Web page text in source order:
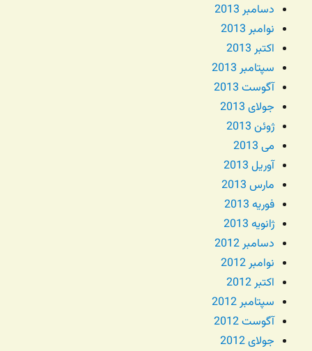
دسامبر 2013
نوامبر 2013
اکتبر 2013
سپتامبر 2013
آگوست 2013
جولای 2013
ژوئن 2013
می 2013
آوریل 2013
مارس 2013
فوریه 2013
ژانویه 2013
دسامبر 2012
نوامبر 2012
اکتبر 2012
سپتامبر 2012
آگوست 2012
جولای 2012